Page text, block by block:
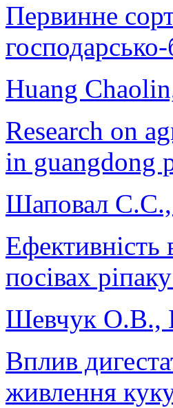
Первинне
Huang
Research on
in guangdong
Шаповал
Ефективність
посівах
Шевчук О.В.,
Вплив
живлення